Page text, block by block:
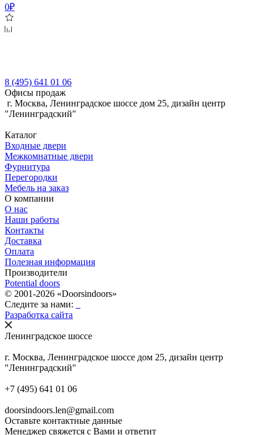
0₽
8 (495) 641 01 06
Офисы продаж
г. Москва, Ленинградское шоссе дом 25, дизайн центр
"Ленинградский"
Каталог
Входные двери
Межкомнатные двери
Фурнитура
Перегородки
Мебель на заказ
О компании
О нас
Наши работы
Контакты
Доставка
Оплата
Полезная информация
Производители
Potential doors
© 2001-2026 «Doorsindoors»
Следите за нами:
Разработка сайта
Ленинградское шоссе
г. Москва, Ленинградское шоссе дом 25, дизайн центр
"Ленинградский"
+7 (495) 641 01 06
doorsindoors.len@gmail.com
Оставьте контактные данные
Менеджер свяжется с Вами и ответит